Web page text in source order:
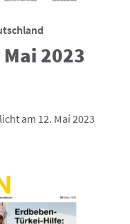
Mai 2023
am 12. Mai 2023